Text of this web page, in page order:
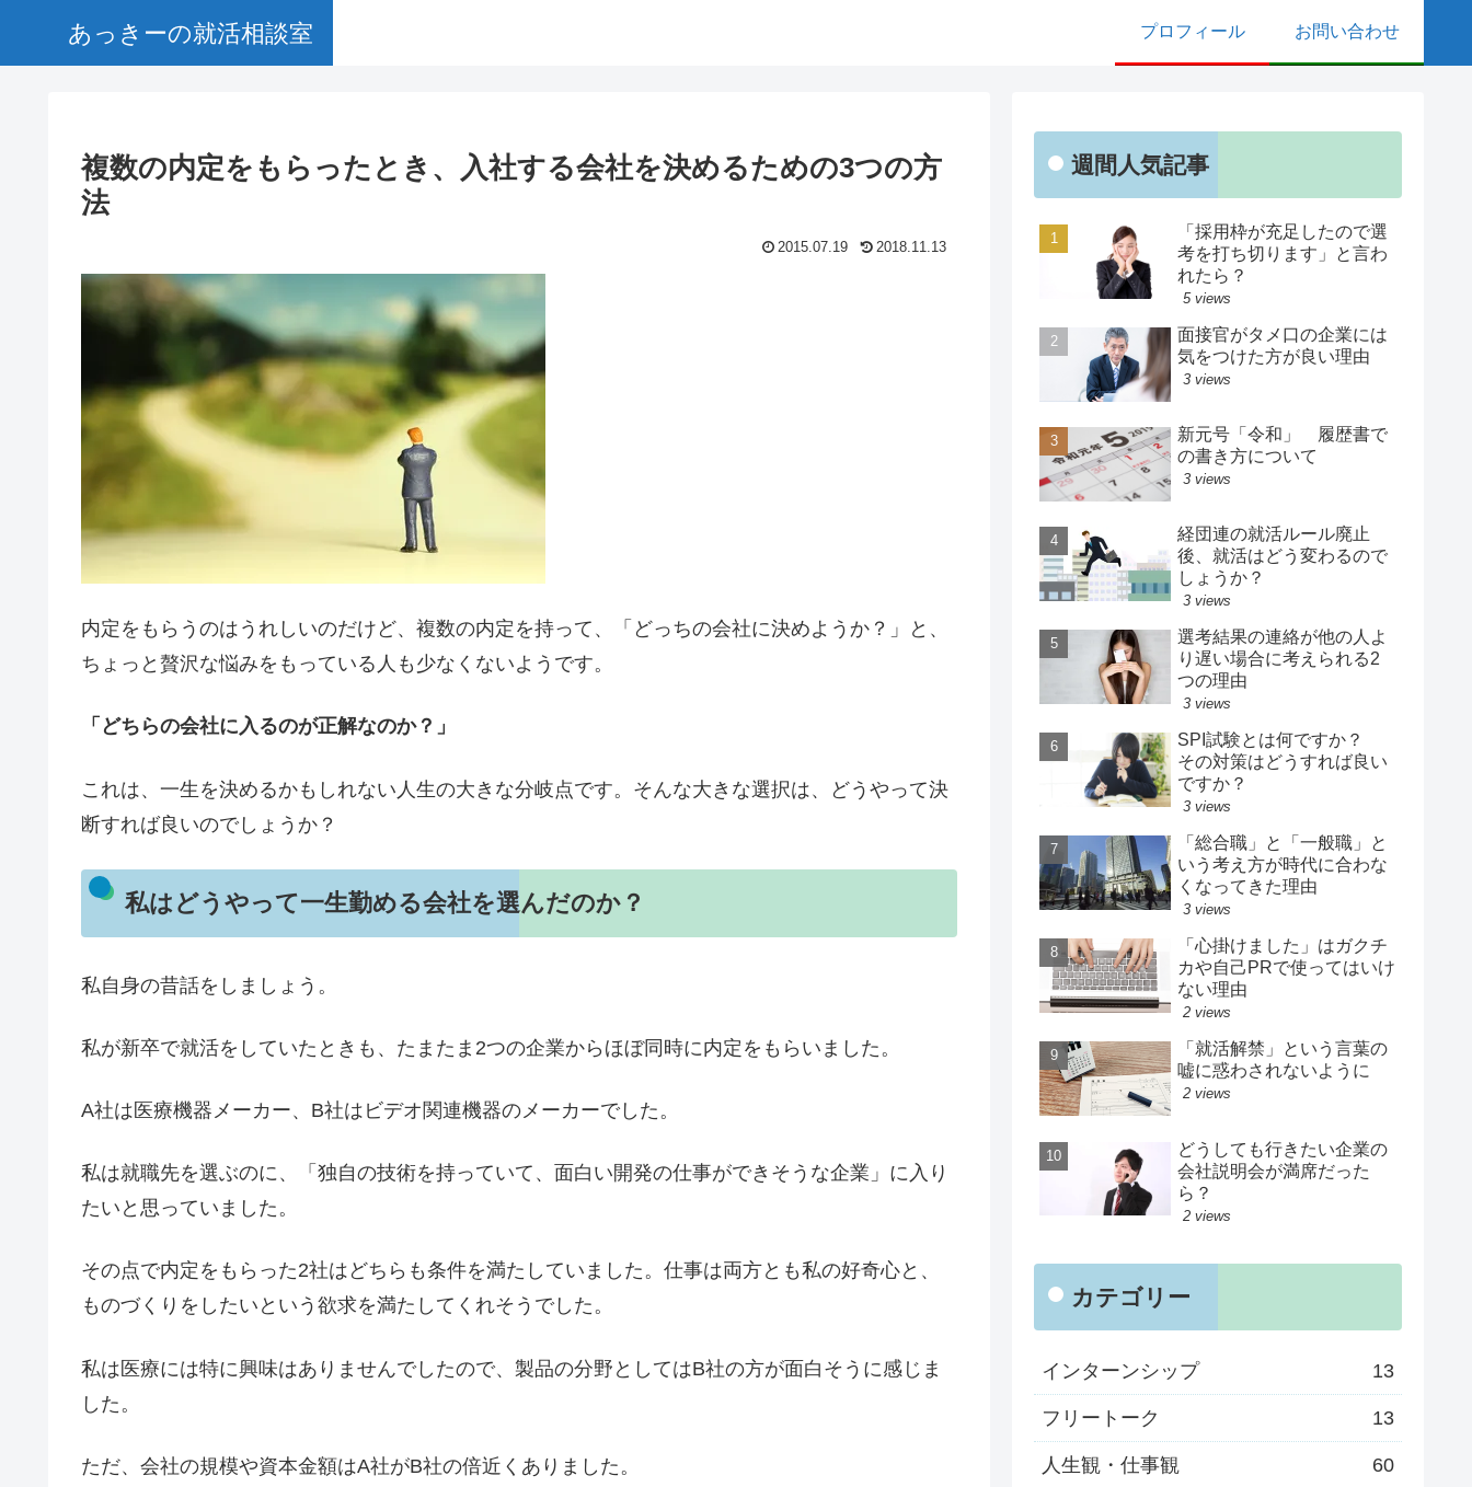
あっきーの就活相談室 プロフィール お問い合わせ
複数の内定をもらったとき、入社する会社を決めるための3つの方
法
2015.07.19 2018.11.13
内定をもらうのはうれしいのだけど、複数の内定を持って、「どっちの会社に決めようか？」と、
ちょっと贅沢な悩みをもっている人も少なくないようです。
「どちらの会社に入るのが正解なのか？」
これは、一生を決めるかもしれない人生の大きな分岐点です。そんな大きな選択は、どうやって決
断すれば良いのでしょうか？
私はどうやって一生勤める会社を選んだのか？
私自身の昔話をしましょう。
私が新卒で就活をしていたときも、たまたま2つの企業からほぼ同時に内定をもらいました。
A社は医療機器メーカー、B社はビデオ関連機器のメーカーでした。
私は就職先を選ぶのに、「独自の技術を持っていて、面白い開発の仕事ができそうな企業」に入り
たいと思っていました。
その点で内定をもらった2社はどちらも条件を満たしていました。仕事は両方とも私の好奇心と、
ものづくりをしたいという欲求を満たしてくれそうでした。
私は医療には特に興味はありませんでしたので、製品の分野としてはB社の方が面白そうに感じま
した。
ただ、会社の規模や資本金額はA社がB社の倍近くありました。
週間人気記事
「採用枠が充足したので選
考を打ち切ります」と言わ
れたら？
5 views
面接官がタメ口の企業には
気をつけた方が良い理由
3 views
新元号「令和」 履歴書で
の書き方について
3 views
経団連の就活ルール廃止
後、就活はどう変わるので
しょうか？
3 views
選考結果の連絡が他の人よ
り遅い場合に考えられる2
つの理由
3 views
SPI試験とは何ですか？
その対策はどうすれば良い
ですか？
3 views
「総合職」と「一般職」と
いう考え方が時代に合わな
くなってきた理由
3 views
「心掛けました」はガクチ
カや自己PRで使ってはいけ
ない理由
2 views
「就活解禁」という言葉の
嘘に惑わされないように
2 views
どうしても行きたい企業の
会社説明会が満席だった
ら？
2 views
カテゴリー
インターンシップ 13
フリートーク 13
人生観・仕事観 60